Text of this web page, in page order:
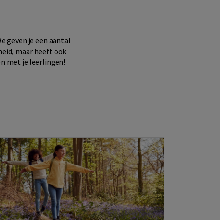
geven je een aantal
maar heeft ook
met je leerlingen!